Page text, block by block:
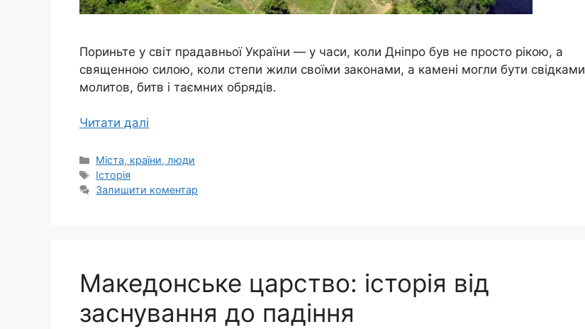
Пориньте у світ прадавньої України — у часи, коли Дніпро був не просто рікою, а
священною силою, коли степи жили своїми законами, а камені могли бути свідками
молитов, битв і таємних обрядів.
Читати далі
Категорії
Міста, країни, люди
Позначки
Історія
Залишити коментар
Македонське царство: історія від
заснування до падіння